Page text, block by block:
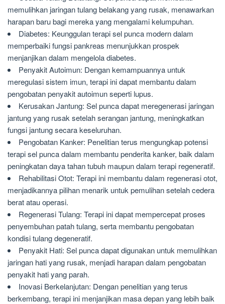
memulihkan jaringan tulang belakang yang rusak, menawarkan
harapan baru bagi mereka yang mengalami kelumpuhan.
Diabetes: Keunggulan terapi sel punca modern dalam
memperbaiki fungsi pankreas menunjukkan prospek
menjanjikan dalam mengelola diabetes.
Penyakit Autoimun: Dengan kemampuannya untuk
meregulasi sistem imun, terapi ini dapat membantu dalam
pengobatan penyakit autoimun seperti lupus.
Kerusakan Jantung: Sel punca dapat meregenerasi jaringan
jantung yang rusak setelah serangan jantung, meningkatkan
fungsi jantung secara keseluruhan.
Pengobatan Kanker: Penelitian terus mengungkap potensi
terapi sel punca dalam membantu penderita kanker, baik dalam
peningkatan daya tahan tubuh maupun dalam terapi regeneratif.
Rehabilitasi Otot: Terapi ini membantu dalam regenerasi otot,
menjadikannya pilihan menarik untuk pemulihan setelah cedera
berat atau operasi.
Regenerasi Tulang: Terapi ini dapat mempercepat proses
penyembuhan patah tulang, serta membantu pengobatan
kondisi tulang degeneratif.
Penyakit Hati: Sel punca dapat digunakan untuk memulihkan
jaringan hati yang rusak, menjadi harapan dalam pengobatan
penyakit hati yang parah.
Inovasi Berkelanjutan: Dengan penelitian yang terus
berkembang, terapi ini menjanjikan masa depan yang lebih baik